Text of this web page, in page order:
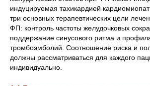
индуцируемая тахикардией
три основных терапевтических цели
ФП: контроль частоты желудочковых
поддержание синусового ритма и
тромбоэмболий. Соотношение риска и
должны рассматриваться для каждого
индивидуально.